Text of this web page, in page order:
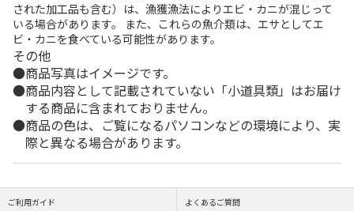
された加工品も含む）は、漁獲漁法によりエビ・カニが混じって
いる場合があります。 また、これらの魚介類は、エサとしてエ
ビ・カニを食べている可能性があります。
その他
商品写真はイメージです。
商品内容として記載されていない「小道具類」はお届け
する商品に含まれておりません。
商品の色は、ご覧になるパソコンなどの環境により、実
際と異なる場合があります。
ご利用ガイド よくあるご質問